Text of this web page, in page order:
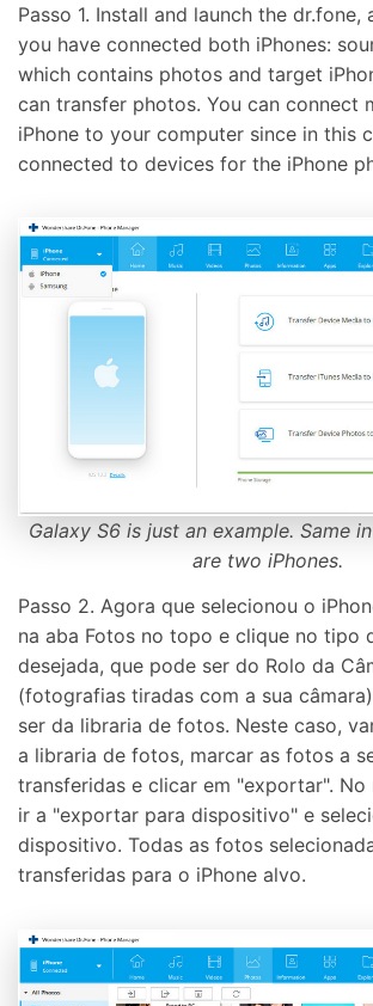
Passo 1. Install and launch the dr.fone,
you have connected both iPhones:
which contains photos and target
can transfer photos. You can connect
iPhone to your computer since in this
connected to devices for the iPhone
Galaxy S6 is just an example. Same
are two iPhones.
Passo 2. Agora que selecionou o
na aba Fotos no topo e clique no tipo
desejada, que pode ser do Rolo da
(fotografias tiradas com a sua
ser da libraria de fotos. Neste caso,
a libraria de fotos, marcar as fotos a
transferidas e clicar em "exportar". No
ir a "exportar para dispositivo" e
dispositivo. Todas as fotos
transferidas para o iPhone alvo.